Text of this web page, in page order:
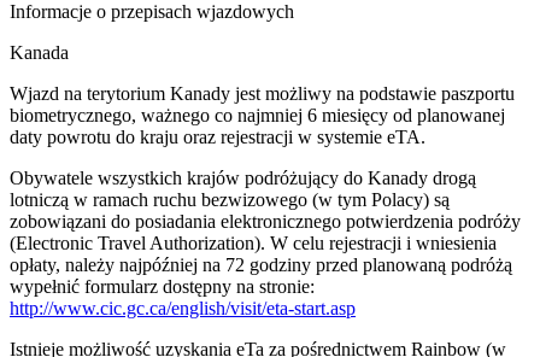
Informacje o przepisach wjazdowych
Kanada
Wjazd na terytorium Kanady jest możliwy na podstawie paszportu
biometrycznego, ważnego co najmniej 6 miesięcy od planowanej
daty powrotu do kraju oraz rejestracji w systemie eTA.
Obywatele wszystkich krajów podróżujący do Kanady drogą
lotniczą w ramach ruchu bezwizowego (w tym Polacy) są
zobowiązani do posiadania elektronicznego potwierdzenia podróży
(Electronic Travel Authorization). W celu rejestracji i wniesienia
opłaty, należy najpóźniej na 72 godziny przed planowaną podróżą
wypełnić formularz dostępny na stronie:
http://www.cic.gc.ca/english/visit/eta-start.asp
Istnieje możliwość uzyskania eTa za pośrednictwem Rainbow (w